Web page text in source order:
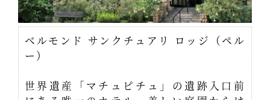
ベルモンド サンクチュアリ ロッジ（ペル
ー）
世界遺産「マチュピチュ」の遺跡入口前